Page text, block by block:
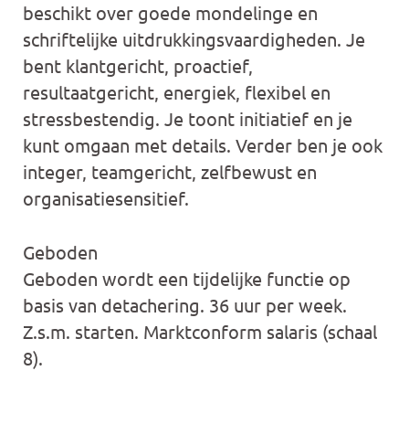
beschikt over goede mondelinge en
schriftelijke uitdrukkingsvaardigheden. Je
bent klantgericht, proactief,
resultaatgericht, energiek, flexibel en
stressbestendig. Je toont initiatief en je
kunt omgaan met details. Verder ben je ook
integer, teamgericht, zelfbewust en
organisatiesensitief.
Geboden
Geboden wordt een tijdelijke functie op
basis van detachering. 36 uur per week.
Z.s.m. starten. Marktconform salaris (schaal
8).